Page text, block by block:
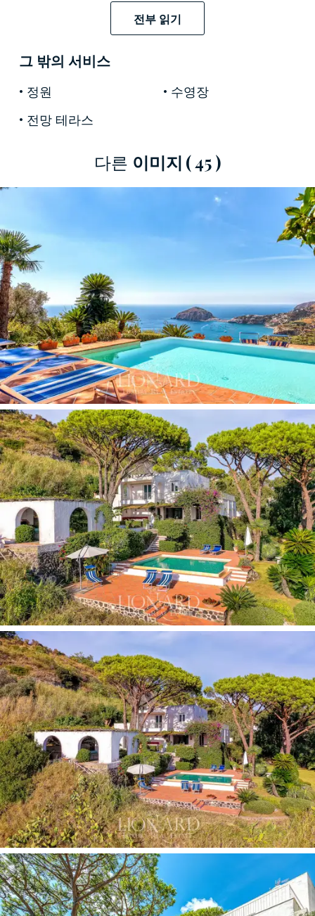
다채롭고 지중해의 향기가 가득한 아름다운 개인
정원으로 둘러싸인 이 250제곱미터의 3층 건물은
인 거실의 넓은 객실은 4개의 침실과 3개의 욕실
이 있습니다. 구석구석 여기에서 피난처를 찾은 아
어 몸과 마음을 따뜻하게 합니다.
야외 공간에는 장엄한 올리브 나무, 소철, 세속적
인 소나무 사이에 바다가 내려다보이는 넓은 베란
다 테라스가 있으며 소파, 식탁, 편안한 좌석이 있
는 거실이 있어 Ischia의 태양을 감상하기에 완벽한
코너를 제공합니다. . 가장 탁 트인 지점에 위치한
놀라운 수영장은 하늘색 바다만을 마주하고 있습
니다.
전부 읽기
그 밖의 서비스
정원
수영장
전망 테라스
다른 이미지 ( 45 )